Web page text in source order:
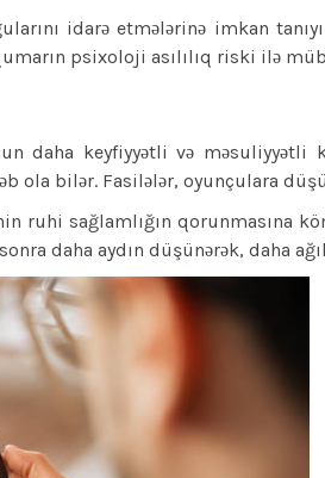
idarə etmələrinə imkan
psixoloji asılılıq riski ilə
daha keyfiyyətli və
ola bilər. Fasilələr, oyunçulara
ruhi sağlamlığın qorunmasına
daha aydın düşünərək, daha